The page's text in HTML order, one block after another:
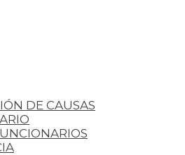
DE CAUSAS